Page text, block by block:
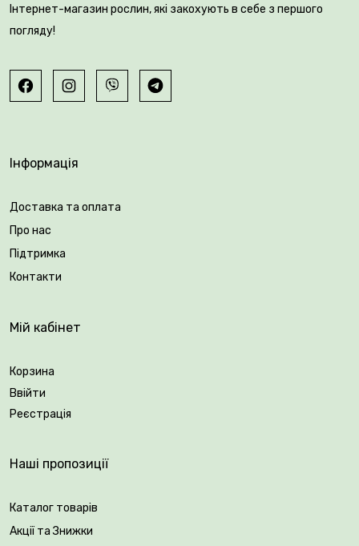
Інтернет-магазин рослин, які закохують в себе з першого
погляду!
Інформація
Доставка та оплата
Про нас
Підтримка
Контакти
Мій кабінет
Корзина
Ввійти
Реєстрація
Наші пропозиції
Каталог товарів
Акції та Знижки